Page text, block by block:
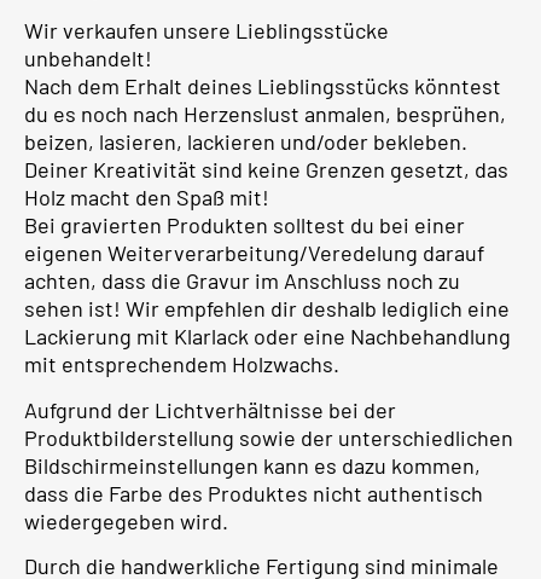
Wir verkaufen unsere Lieblingsstücke
unbehandelt!
Nach dem Erhalt deines Lieblingsstücks könntest
du es noch nach Herzenslust anmalen, besprühen,
beizen, lasieren, lackieren und/oder bekleben.
Deiner Kreativität sind keine Grenzen gesetzt, das
Holz macht den Spaß mit!
Bei gravierten Produkten solltest du bei einer
eigenen Weiterverarbeitung/Veredelung darauf
achten, dass die Gravur im Anschluss noch zu
sehen ist! Wir empfehlen dir deshalb lediglich eine
Lackierung mit Klarlack oder eine Nachbehandlung
mit entsprechendem Holzwachs.
Aufgrund der Lichtverhältnisse bei der
Produktbilderstellung sowie der unterschiedlichen
Bildschirmeinstellungen kann es dazu kommen,
dass die Farbe des Produktes nicht authentisch
wiedergegeben wird.
Durch die handwerkliche Fertigung sind minimale